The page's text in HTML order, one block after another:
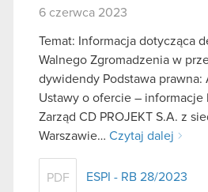
6 czerwca 2023
Temat: Informacja dotycząca
Walnego Zgromadzenia w
dywidendy Podstawa prawna:
Ustawy o ofercie – informacje
Zarząd CD PROJEKT S.A. z
Warszawie… Czytaj dalej
PDF ESPI - RB 28/2023